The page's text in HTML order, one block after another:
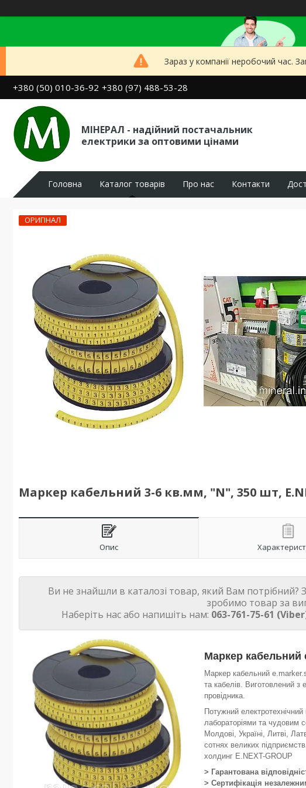
Зараз у компанії неробочий час.
+380 (50) 010-36-92 +380 (97) 488-53-28
МІНЕРАЛ - надійний постачальник
електрики за оптовими цінами
Головна Каталог товарів Про нас Контакти
ОРИГІНАЛ
Маркер кабельний 3-6 кв.мм, "N", 350 шт,
Опис
Ви не знайшли в каталозі товар, який Вам потрібний?
зробимо товар за
Наберіть нас або напишіть нам: 063-761-75-61
Маркер кабельний
Маркер кабельний
та кабелів. Виготовлений з
провідника.
Потужний
лабораторіями та чудовим
Молдові, Україні, Литві,
сотнях великих
холдинг E.NEXT-GROUP
> Гарантована
> Сертифікація